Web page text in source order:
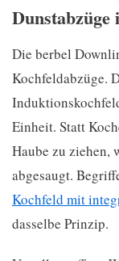
Die berbel
Kochfeldabzüge.
Einheit. Statt
Haube zu ziehen,
abgesaugt.
Kochfeld mit
dasselbe Prinzip.